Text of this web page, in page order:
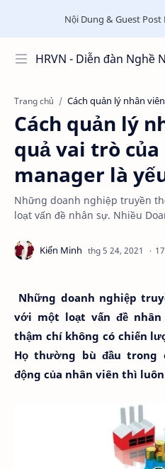
Nội Dung & Guest Post
Trang chủ Cách quản lý nhân viên
Cách quản lý
quả vai trò
manager là
Những doanh nghiệp truyền
loạt vấn đề nhân sự. Nhiều
Những doanh nghiệp
với một loạt vấn đề nhân
thậm chí không có chiến
Họ thường bù đầu trong
động của nhân viên thì